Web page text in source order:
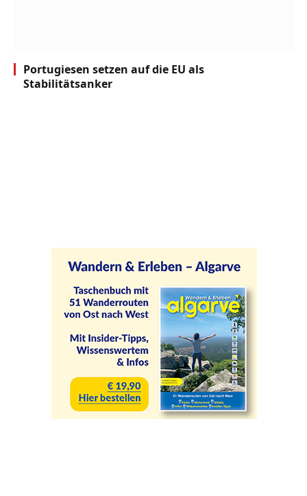
Portugiesen setzen auf die EU als
Stabilitätsanker